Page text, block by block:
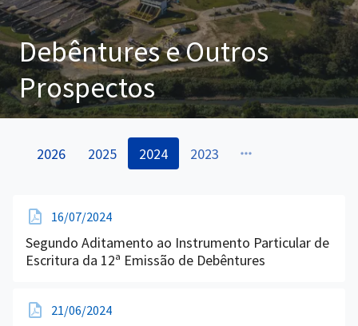
Debêntures e Outros
Prospectos
2026 2025 2024 2023
16/07/2024
Segundo Aditamento ao Instrumento Particular de
Escritura da 12ª Emissão de Debêntures
21/06/2024